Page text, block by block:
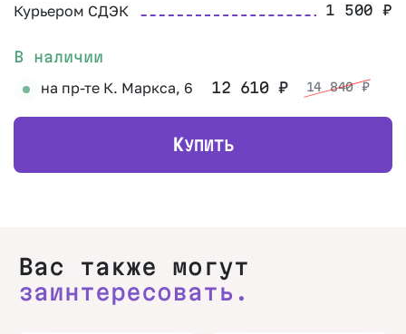
Курьером СДЭК 1 500₽
В наличии
на пр-те К. Маркса, 6 12 610₽ 14 840₽
КУПИТЬ
Вас также могут
заинтересовать.